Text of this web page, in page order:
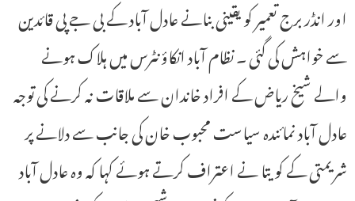
اور انڈر برج تعمیر کو یقینی بنانے عادل آباد کے بی جے پی قائدین
سے خواہش کی گئی ۔ نظام آباد انکاؤنٹرس میں ہلاک ہونے
والے شیخ ریاض کے افراد خاندان سے ملاقات نہ کرنے کی توجہ
عادل آباد نمائندہ سیاست محبوب خان کی جانب سے دلانے پر
شریمتی کے کویتا نے اعتراف کرتے ہوئے کہا کہ وہ عادل آباد